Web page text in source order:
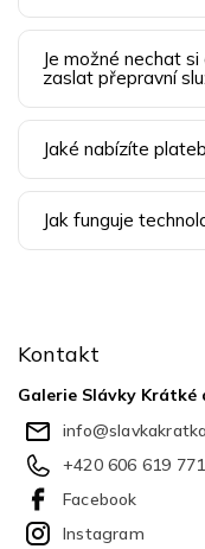
Je možné nechat
zaslat přepravní
Jaké nabízíte
Jak funguje
Kontakt
Galerie Slávky Krátké
info@
+420 606 619 771
Facebook
Instagram